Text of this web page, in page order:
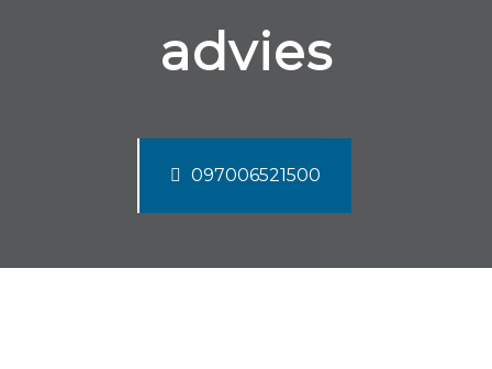
advies
097006521500